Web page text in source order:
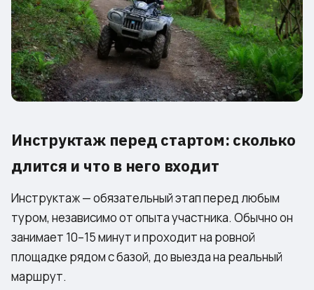
Инструктаж перед стартом: сколько
длится и что в него входит
Инструктаж — обязательный этап перед любым
туром, независимо от опыта участника. Обычно он
занимает 10–15 минут и проходит на ровной
площадке рядом с базой, до выезда на реальный
маршрут.